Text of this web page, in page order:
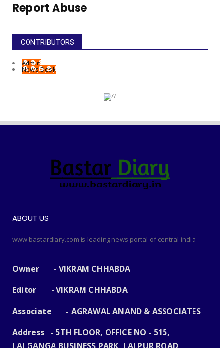
Report Abuse
CONTRIBUTORS
Admin
News Desk
ABOUT US
www.bastardiary.com is leading news portal of central india
Owner - VIKRAM CHHABDA
Editor - VIKRAM CHHABDA
Associate - AGRAWAL ANAND & ASSOCIATES
Address - 5TH FLOOR, OFFICE NO - 515,
LALGANGA BUSINESS PARK, LALPUR ROAD